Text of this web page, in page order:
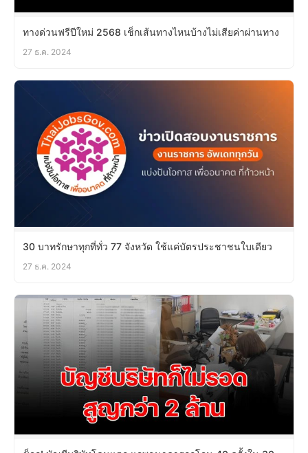
ทางด่วนฟรีปีใหม่ 2568 เช็กเส้นทางไหนบ้างไม่เสียค่าผ่านทาง
27 ธ.ค. 2024
30 บาทรักษาทุกที่ทั่ว 77 จังหวัด ใช้แค่บัตรประชาชนใบเดียว
27 ธ.ค. 2024